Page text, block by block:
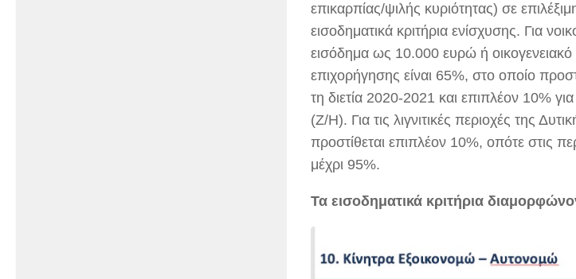
επικαρπίας/ψιλής κυριότητας) σε
εισοδηματικά κριτήρια ενίσχυσης. Για
εισόδημα ως 10.000 ευρώ ή
επιχορήγησης είναι 65%, στο οποίο
τη διετία 2020-2021 και επιπλέον 10%
(Ζ/Η). Για τις λιγνιτικές περιοχές της
προστίθεται επιπλέον 10%, οπότε στις
μέχρι 95%.
Τα εισοδηματικά κριτήρια